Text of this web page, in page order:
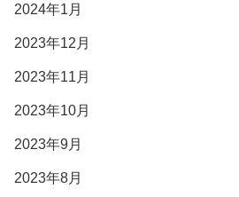
2024年1月
2023年12月
2023年11月
2023年10月
2023年9月
2023年8月